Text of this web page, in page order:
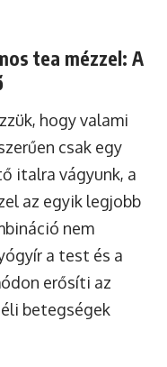
tea mézzel: A
hogy valami
csak egy
italra vágyunk, a
az egyik legjobb
nem
a test és a
erősíti az
betegségek